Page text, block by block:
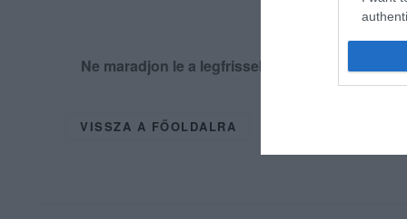
Ne maradjon le a legfrissebb hírekről,
VISSZA A FŐOLDALRA